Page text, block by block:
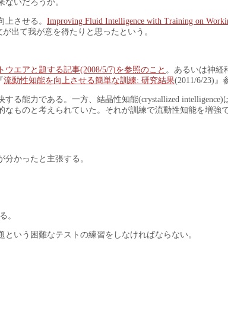
いだろうか。
させる。 Improving Fluid Intelligence with Training on
出て我が意を得たりと思ったという。
エアと題する記事(2008/5/7)を参照のこと 。あるいは神経
流動性知能を向上させる簡単な訓練: 研究結果(2011/6/23)』
る能力である。一方、結晶性知能(crystallized
ものと考えられていた。それが訓練で流動性知能を増強
かったと主張する。
。
いう困難なテストの練習をしなければならない。